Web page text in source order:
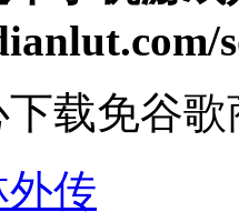
载免谷歌
传